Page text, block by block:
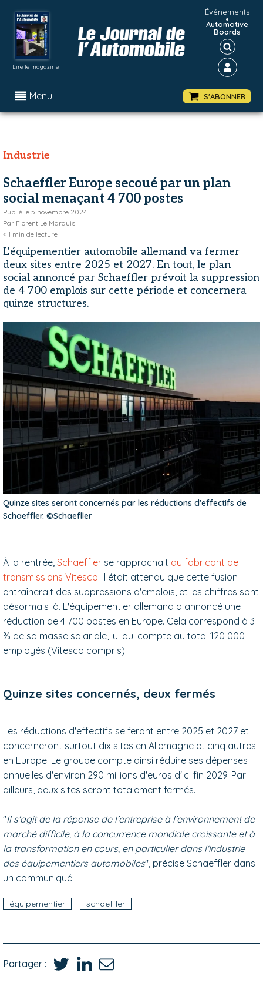
Lire le magazine
Événements
•
Automotive
Boards
Menu S'ABONNER
Industrie
Schaeffler Europe secoué par un plan
social menaçant 4 700 postes
Publié le 5 novembre 2024
Par Florent Le Marquis
< 1 min de lecture
L'équipementier automobile allemand va fermer
deux sites entre 2025 et 2027. En tout, le plan
social annoncé par Schaeffler prévoit la suppression
de 4 700 emplois sur cette période et concernera
quinze structures.
Quinze sites seront concernés par les réductions d'effectifs de
Schaeffler. ©Schaefller
À la rentrée, Schaeffler se rapprochait du fabricant de
transmissions Vitesco. Il était attendu que cette fusion
entraînerait des suppressions d'emplois, et les chiffres sont
désormais là. L'équipementier allemand a annoncé une
réduction de 4 700 postes en Europe. Cela correspond à 3
% de sa masse salariale, lui qui compte au total 120 000
employés (Vitesco compris).
Quinze sites concernés, deux fermés
Les réductions d'effectifs se feront entre 2025 et 2027 et
concerneront surtout dix sites en Allemagne et cinq autres
en Europe. Le groupe compte ainsi réduire ses dépenses
annuelles d'environ 290 millions d'euros d'ici fin 2029. Par
ailleurs, deux sites seront totalement fermés.
"Il s'agit de la réponse de l'entreprise à l'environnement de
marché difficile, à la concurrence mondiale croissante et à
la transformation en cours, en particulier dans l'industrie
des équipementiers automobiles", précise Schaeffler dans
un communiqué.
équipementier schaeffler
Partager :